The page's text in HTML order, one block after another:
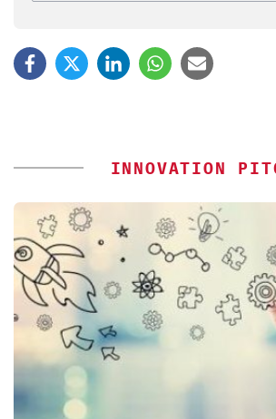
INNOVATION